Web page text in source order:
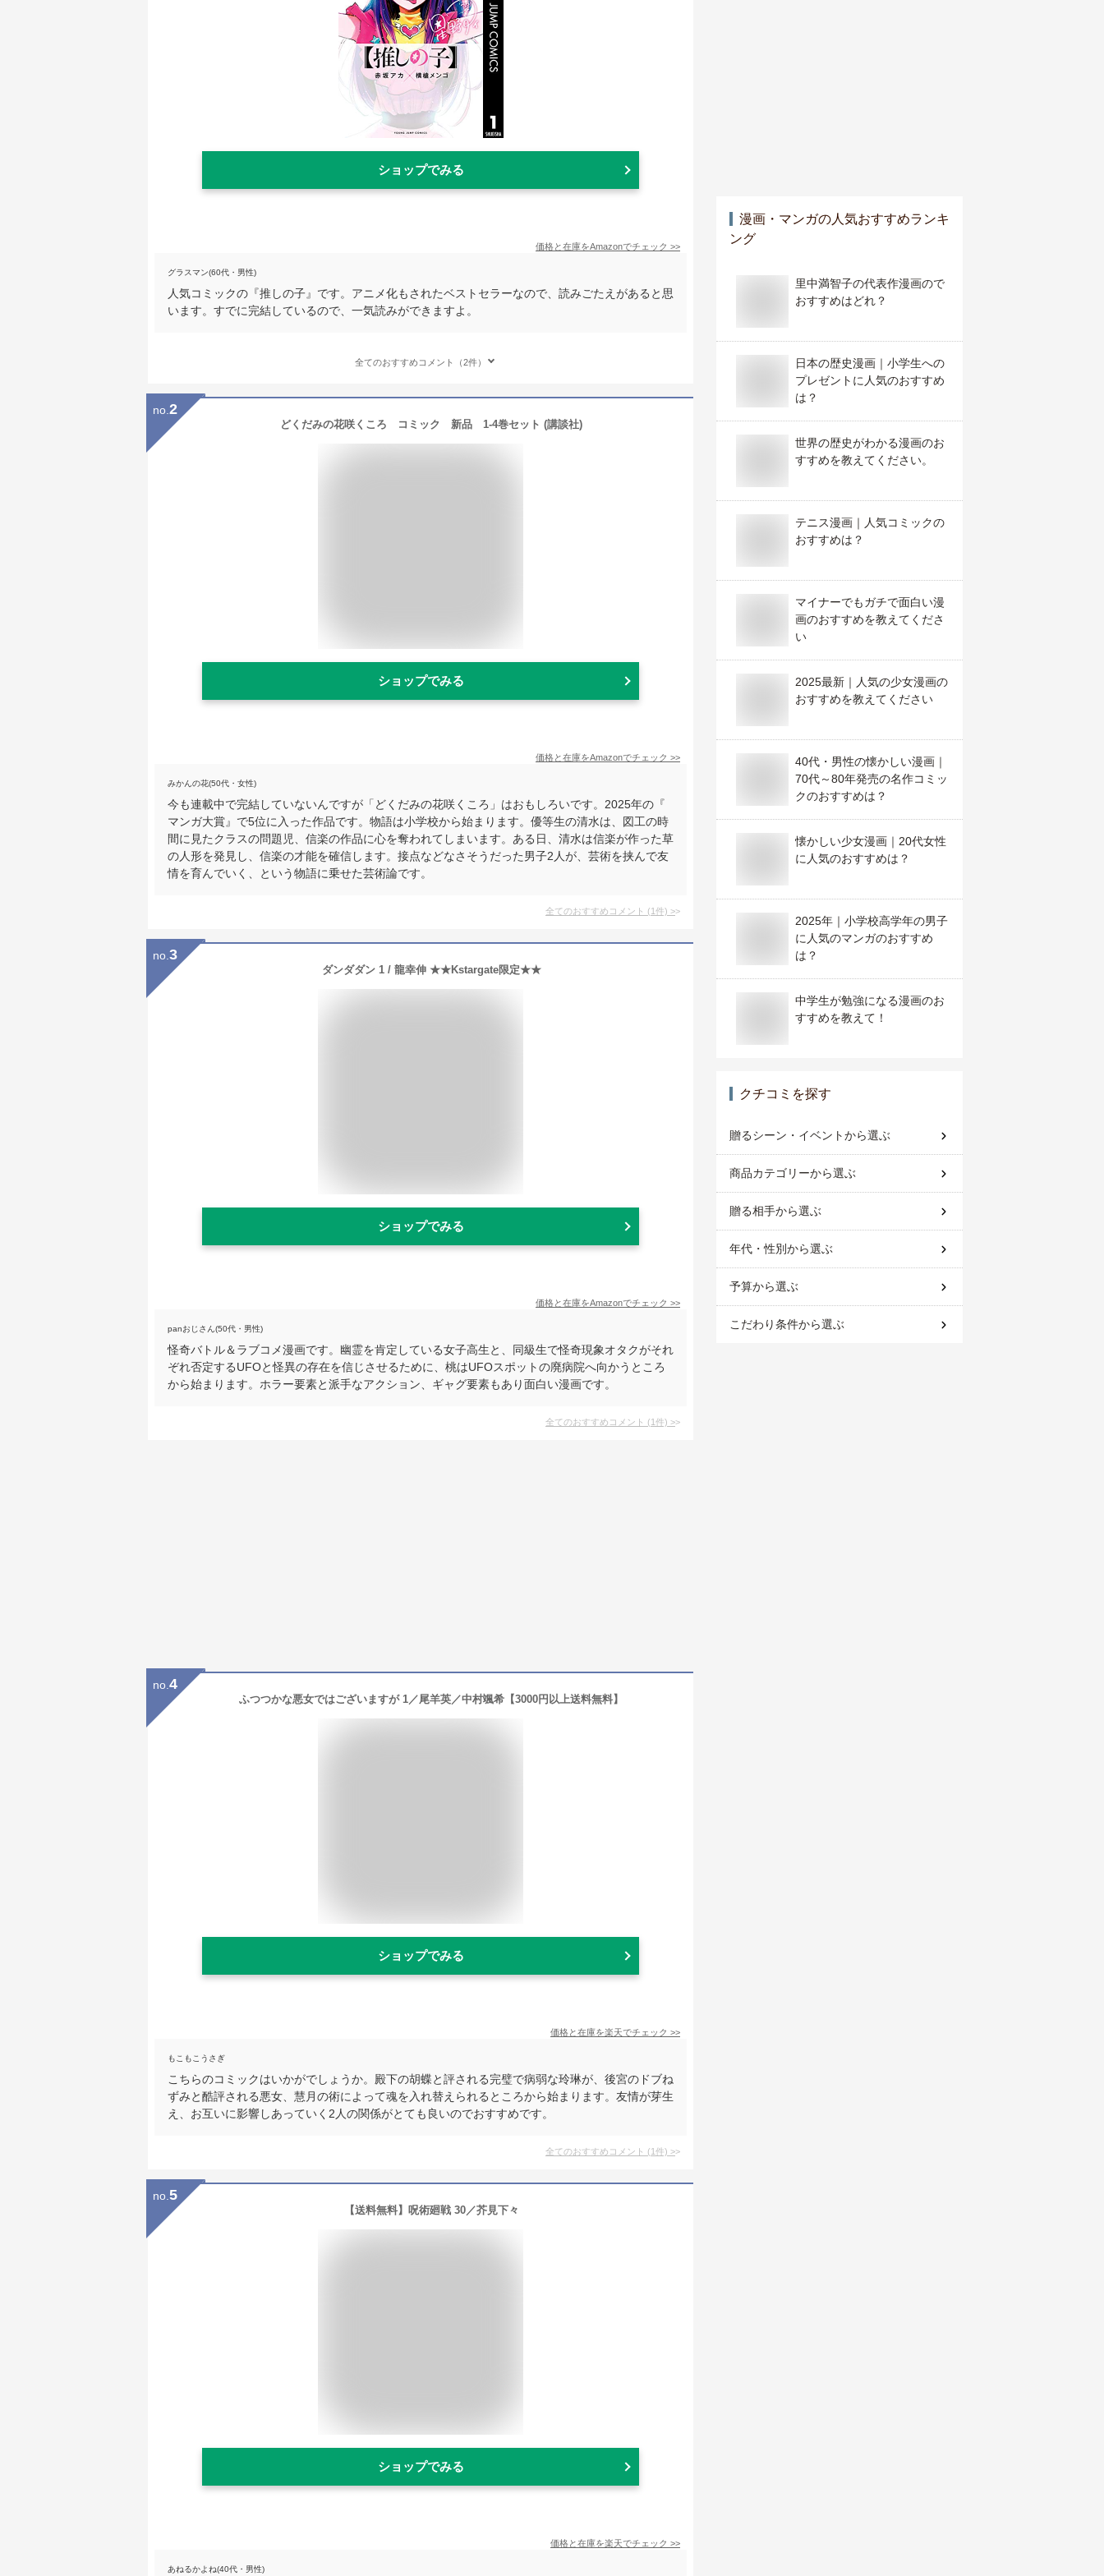
ショップでみる
価格と在庫をAmazonでチェック >>
グラスマン(60代・男性)
人気コミックの『推しの子』です。アニメ化もされたベストセラーなので、読みごたえがあると思
います。すでに完結しているので、一気読みができますよ。
全てのおすすめコメント（2件）
no. 2
どくだみの花咲くころ コミック 新品 1-4巻セット (講談社)
ショップでみる
価格と在庫をAmazonでチェック >>
みかんの花(50代・女性)
今も連載中で完結していないんですが「どくだみの花咲くころ」はおもしろいです。2025年の『
マンガ大賞』で5位に入った作品です。物語は小学校から始まります。優等生の清水は、図工の時
間に見たクラスの問題児、信楽の作品に心を奪われてしまいます。ある日、清水は信楽が作った草
の人形を発見し、信楽の才能を確信します。接点などなさそうだった男子2人が、芸術を挟んで友
情を育んでいく、という物語に乗せた芸術論です。
全てのおすすめコメント (1件) >
no. 3
ダンダダン 1 / 龍幸伸 ★★Kstargate限定★★
ショップでみる
価格と在庫をAmazonでチェック >>
panおじさん(50代・男性)
怪奇バトル＆ラブコメ漫画です。幽霊を肯定している女子高生と、同級生で怪奇現象オタクがそれ
ぞれ否定するUFOと怪異の存在を信じさせるために、桃はUFOスポットの廃病院へ向かうところ
から始まります。ホラー要素と派手なアクション、ギャグ要素もあり面白い漫画です。
全てのおすすめコメント (1件) >
no. 4
ふつつかな悪女ではございますが 1／尾羊英／中村颯希【3000円以上送料無料】
ショップでみる
価格と在庫を楽天でチェック >>
もこもこうさぎ
こちらのコミックはいかがでしょうか。殿下の胡蝶と評される完璧で病弱な玲琳が、後宮のドブね
ずみと酷評される悪女、慧月の術によって魂を入れ替えられるところから始まります。友情が芽生
え、お互いに影響しあっていく2人の関係がとても良いのでおすすめです。
全てのおすすめコメント (1件) >
no. 5
【送料無料】呪術廻戦 30／芥見下々
ショップでみる
価格と在庫を楽天でチェック >>
あねるかよね(40代・男性)
漫画・マンガの人気おすすめランキ
ング
里中満智子の代表作漫画ので
おすすめはどれ？
日本の歴史漫画｜小学生への
プレゼントに人気のおすすめ
は？
世界の歴史がわかる漫画のお
すすめを教えてください。
テニス漫画｜人気コミックの
おすすめは？
マイナーでもガチで面白い漫
画のおすすめを教えてくださ
い
2025最新｜人気の少女漫画の
おすすめを教えてください
40代・男性の懐かしい漫画｜
70代～80年発売の名作コミッ
クのおすすめは？
懐かしい少女漫画｜20代女性
に人気のおすすめは？
2025年｜小学校高学年の男子
に人気のマンガのおすすめ
は？
中学生が勉強になる漫画のお
すすめを教えて！
クチコミを探す
贈るシーン・イベントから選ぶ
商品カテゴリーから選ぶ
贈る相手から選ぶ
年代・性別から選ぶ
予算から選ぶ
こだわり条件から選ぶ